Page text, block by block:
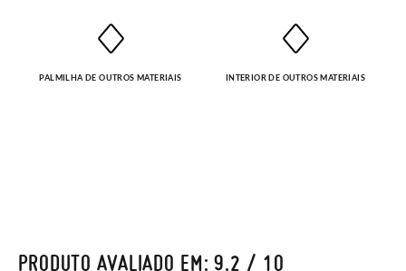
PALMILHA DE OUTROS MATERIAIS INTERIOR DE OUTROS MATERIAIS
PRODUTO AVALIADO EM: 9.2 / 10